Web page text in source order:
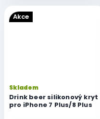
Akce
Drink beer silikonový kryt
pro iPhone 7 Plus/8 Plus
Skladem